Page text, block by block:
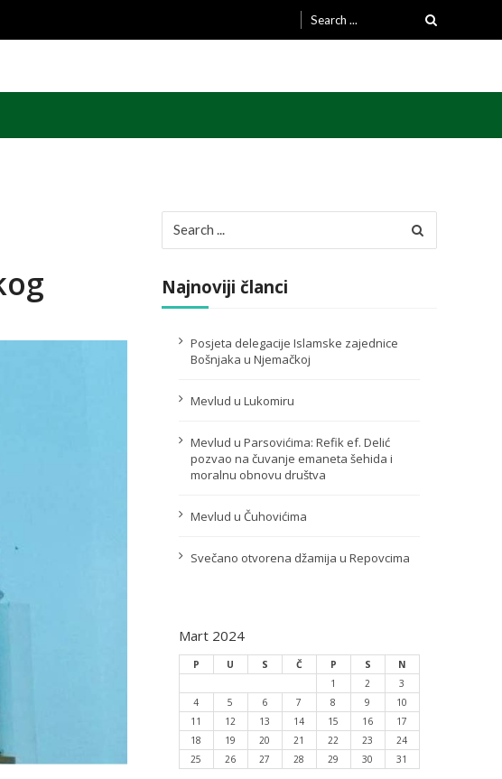
Search
for:
for:
Najnoviji članci
Posjeta delegacije Islamske zajednice
Bošnjaka u Njemačkoj
Mevlud u Lukomiru
Mevlud u Parsovićima: Refik ef. Delić
pozvao na čuvanje emaneta šehida i
moralnu obnovu društva
Mevlud u Čuhovićima
Svečano otvorena džamija u Repovcima
Mart 2024
P U S Č P S
N
1
2
3
4
5 6 7 8 9
10
11
12 13 14 15 16
17
18
19 20 21 22 23
24
25
26 27 28 29 30 31